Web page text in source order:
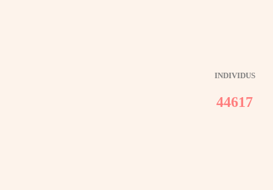
INDIVIDUS
44617